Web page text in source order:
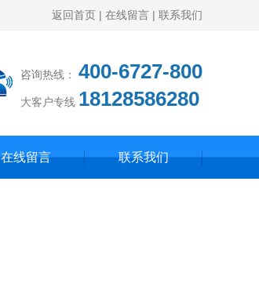
返回首页 | 在线留言 | 联系我们
咨询热线： 400-6727-800
大客户专线 18128586280
在线留言 联系我们